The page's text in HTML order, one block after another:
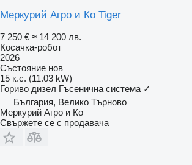
Меркурий Агро и Ко Tiger
7 250 € ≈ 14 200 лв.
Косачка-робот
2026
Състояние нов
15 к.с. (11.03 kW)
Гориво дизел Гъсенична система ✓
България, Велико Търново
Меркурий Агро и Ко
Свържете се с продавача